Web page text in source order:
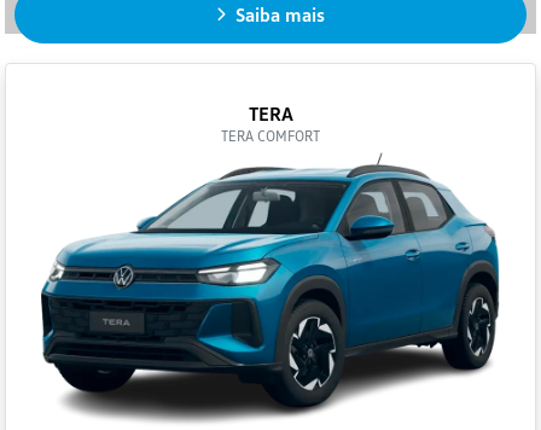
Saiba mais
TERA
TERA COMFORT